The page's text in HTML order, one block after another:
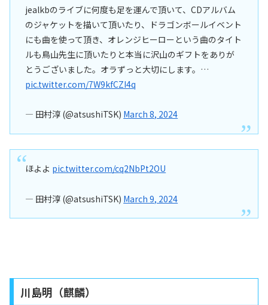
jealkbのライブに何度も足を運んで頂いて、CDアルバム
のジャケットを描いて頂いたり、ドラゴンボールイベント
にも曲を使って頂き、オレンジヒーローという曲のタイト
ルも鳥山先生に頂いたりと本当に沢山のギフトをありが
とうございました。オラずっと大切にします。…
pic.twitter.com/7W9kfCZI4q
— 田村淳 (@atsushiTSK) March 8, 2024
ほよよ pic.twitter.com/cq2NbPt2OU
— 田村淳 (@atsushiTSK) March 9, 2024
川島明（麒麟）